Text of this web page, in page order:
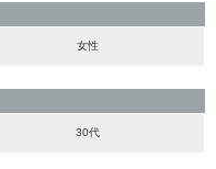
女性
30代